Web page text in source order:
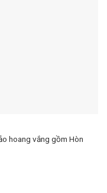
hoang vắng gồm Hòn